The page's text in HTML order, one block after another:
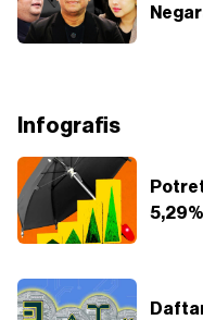
Infografis
5,29%